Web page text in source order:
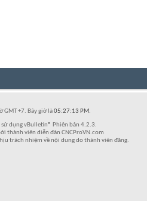
GMT +7. Bây giờ là05:27:13 PM.
sử dụng vBulletin® Phiên bản 4.2.3.
thành viên diễn đàn CNCProVN.com
trách nhiệm về nội dung do thành viên đăng.